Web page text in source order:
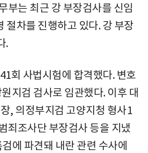
부는 최근 강 부장검사를 신임
절차를 진행하고 있다. 강 부장
.
회 사법시험에 합격했다. 변호
지검 검사로 임관했다. 이후 대
, 의정부지검 고양지청 형사1
죄조사단 부장검사 등을 지냈
에 파견돼 내란 관련 수사에